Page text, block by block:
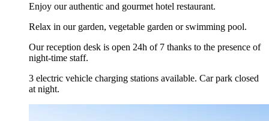
Enjoy our authentic and gourmet hotel restaurant.
Relax in our garden, vegetable garden or swimming pool.
Our reception desk is open 24h of 7 thanks to the presence of
night-time staff.
3 electric vehicle charging stations available. Car park closed
at night.